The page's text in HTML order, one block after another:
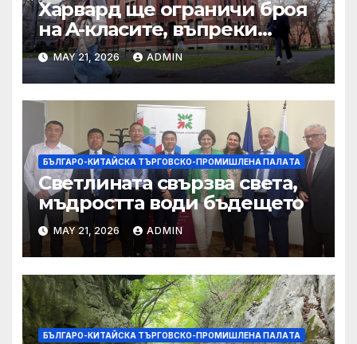
Харвард ще ограничи броя
на A-класите, въпреки
силната съпротива на
студентите
MAY 21, 2026 ADMIN
БЪЛГАРО-КИТАЙСКА ТЪРГОВСКО-ПРОМИШЛЕНА ПАЛAТА
Светлината свързва света,
мъдростта води бъдещето
MAY 21, 2026 ADMIN
БЪЛГАРО-КИТАЙСКА ТЪРГОВСКО-ПРОМИШЛЕНА ПАЛAТА